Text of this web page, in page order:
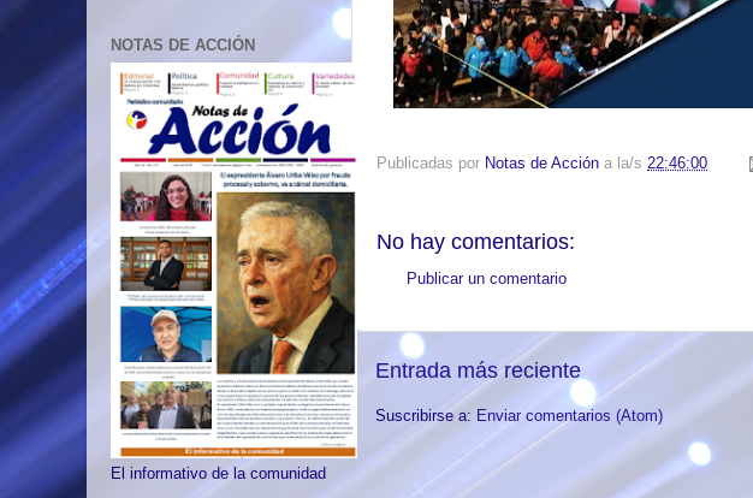
Publicadas por Notas de Acción a la/s 22:46:00
No hay comentarios:
Publicar un comentario
Entrada más reciente
Suscribirse a: Enviar comentarios (Atom)
NOTAS DE ACCIÓN
El informativo de la comunidad